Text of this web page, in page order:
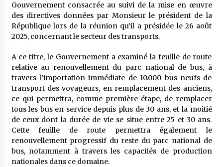
Droit à l’affiliation au régime national de
retraite : Coup d’envoi d’une campagne de
sensibilisation au profit de la communauté
nationale à l’étranger
2 semaines ago
Lancement d’une campagne nationale de
sensibilisation sur la lutte contre le travail
informel
2 semaines ago
Première voiture de course conçue et
fabriquée localement : Une équipe d’étudiants
algériens participe à une compétition
internationale
3 semaines ago
Université Alger 3 : Lancement d’un master à
cursus intégré à la licence en communication
Gouvernement consacrée au suivi de la mise en œuvre
des directives données par Monsieur le président de la
République lors de la réunion qu’il a présidée le 26 août
2025, concernant le secteur des transports.
A ce titre, le Gouvernement a examiné la feuille de route
relative au renouvellement du parc national de bus, à
travers l’importation immédiate de 10.000 bus neufs de
transport des voyageurs, en remplacement des anciens,
ce qui permettra, comme première étape, de remplacer
tous les bus en service depuis plus de 30 ans, et la moitié
de ceux dont la durée de vie se situe entre 25 et 30 ans.
Cette feuille de route permettra également le
renouvellement progressif du reste du parc national de
bus, notamment à travers les capacités de production
nationales dans ce domaine.